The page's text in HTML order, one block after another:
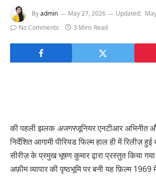
Byadmin May 27, 2026 Updated:
No Comments
3 Mins Read
की पहली झलकअजगरजूनियर एनटीआर अभिनीत
निर्देशित आगामी पीरियड फिल्म हाल ही में रिलीज़
सीरीज़ के प्रमुख भूषण कुमार द्वारा प्रस्तुत किया
अफ़ीम व्यापार की पृष्ठभूमि पर बनी यह फ़िल्म